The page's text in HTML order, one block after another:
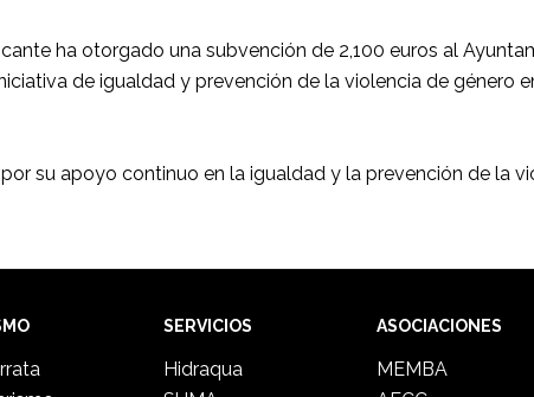
ha otorgado una subvención de 2,100 euros al
de igualdad y prevención de la violencia de género
su apoyo continuo en la igualdad y la prevención de la
SERVICIOS
Hidraqua
ASOCIACIONES
MEMBA